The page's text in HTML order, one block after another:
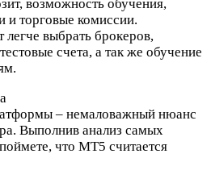
возможность обучения,
и торговые комиссии.
выбрать брокеров,
счета, а так же обучение
– немаловажный нюанс
Выполнив анализ самых
что МТ5 считается